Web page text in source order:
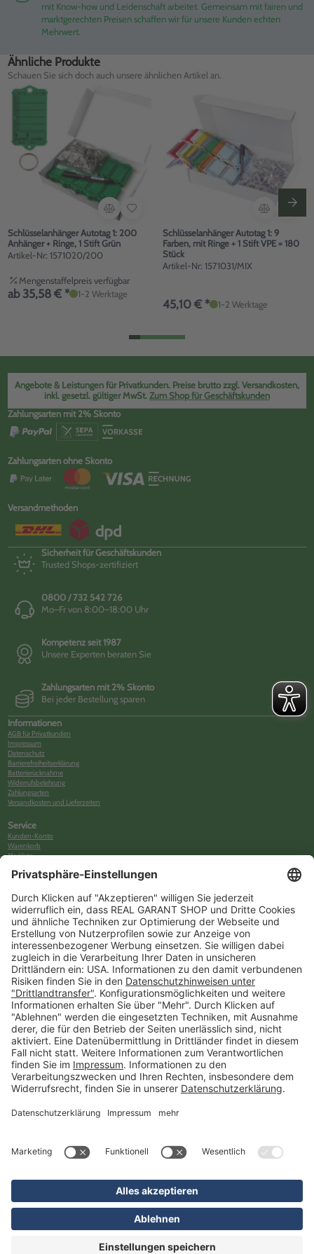
mit Know-how und Leidenschaft arbeitet. Gemeinsam mit fairen und
marktgerechten Preisen schaffen wir für unsere Kunden echten
Mehrwert.
Ähnliche Produkte
Schauen Sie sich doch auch unsere ähnlichen Artikel an.
Schlüsselanhänger Autotag 1: 200
Anhänger + Ringe, 1 Stift Grün
Artikel-Nr: 1571020/200
Mengenstaffelpreis verfügbar
ab 35,58 € * 1-2 Werktage
Schlüsselanhänger Autotag 1: 9
Farben, mit Ringe + 1 Stift VPE = 180
Stück
Artikel-Nr: 1571031/MIX
45,10 € * 1-2 Werktage
Angebote & Leistungen für Privatkunden. Preise brutto zzgl. Versandkosten,
inkl. gesetzl. gültiger MwSt. Zum Shop für Geschäftskunden
Zahlungsarten mit 2% Skonto
Zahlungsarten ohne Skonto
Versandmethoden
Sicherheit für Geschäftskunden
Trusted Shops-zertifiziert
0800 / 732 542 726
Mo–Fr von 8:00–18:00 Uhr
Kompetenz seit 1987
Unsere Experten beraten Sie
Zahlungsarten mit 2% Skonto
Bei jeder Bestellung sparen
Informationen
AGB für Privatkunden
Impressum
Datenschutz
Barrierefreiheitserklärung
Batterierücknahme
Widerrufsbelehrung
Zahlungsarten
Versandkosten und Lieferzeiten
Service
Kunden-Konto
Warenkorb
Merkliste
Newsletter
FAQs
Über uns
Kategorien
Betriebsorganisation (52)
Schlüsselorganisation (140)
Reifenorganisation (35)
Werkstattorganisation (166)
Preisauszeichnung und Preisdisplays (35)
Formulare KFZ und Werkstatt (34)
Kennzeichenhalter (49)
KFZ-Verkauf und KFZ-Präsentation (19)
Aussenwerbung (47)
Prospektpräsentation, Infosysteme (29)
Werbeartikel und Give-Aways (212)
SALES OFF (14)
Ausgezeichnet
* Alle Preise inkl. deutscher MwSt., zzgl. Versandkosten
** Unverbindliche Preisempfehlung des Herstellers
*** Nur Standardversand innerhalb Deutschlands
VERTRAG WIDERRUFEN